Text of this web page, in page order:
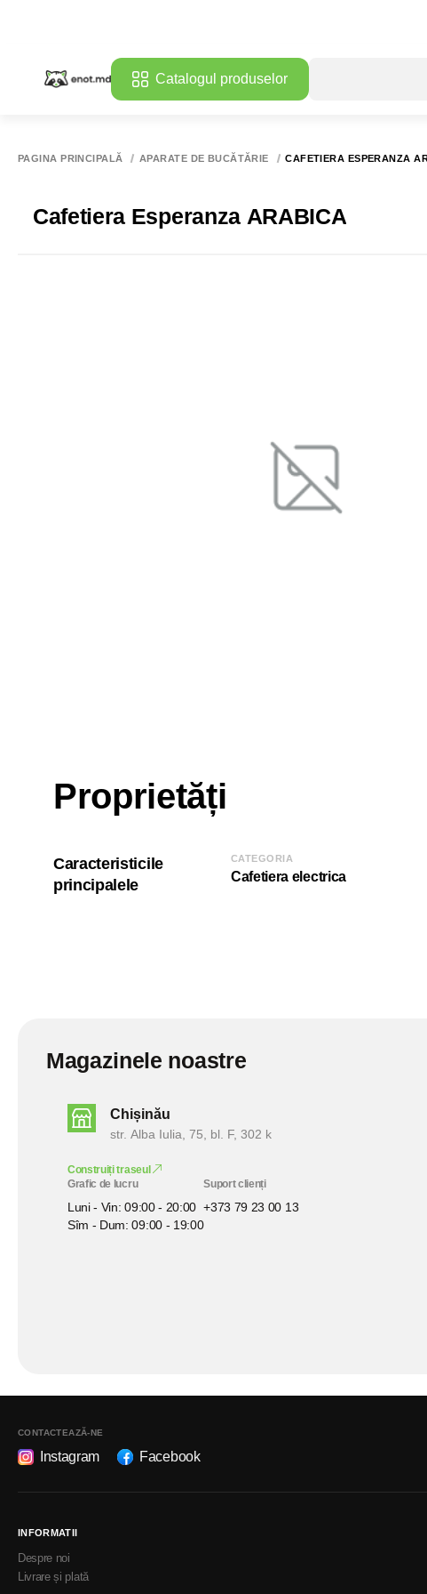
Catalogul produselor
PAGINA PRINCIPALĂ APARATE DE BUCĂTĂRIE CAFETIERA ESPERANZA
Cafetiera Esperanza ARABICA
Proprietăți
Caracteristicile
principalele
CATEGORIA
Cafetiera electrica
Magazinele noastre
Chișinău
str. Alba Iulia, 75, bl. F, 302 k
Construiți traseul
Grafic de lucru
Luni - Vin: 09:00 - 20:00
Sîm - Dum: 09:00 - 19:00
Suport clienți
+373 79 23 00 13
CONTACTEAZĂ-NE
Instagram Facebook
INFORMATII
Despre noi
Livrare și plată